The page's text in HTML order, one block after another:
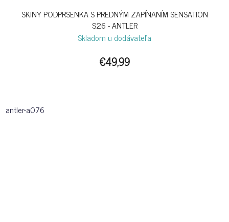
SKINY PODPRSENKA S PREDNÝM ZAPÍNANÍM SENSATION
S26 - ANTLER
Skladom u dodávateľa
€49,99
antler-a076